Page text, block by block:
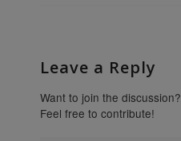
Leave a Reply
Want to join the discussion?
Feel free to contribute!